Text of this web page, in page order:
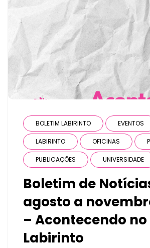
BOLETIM LABIRINTO EVENTOS
LABIRINTO OFICINAS
PUBLICAÇÕES UNIVERSIDADE
Boletim de
agosto a
– Acontecendo no
Labirinto